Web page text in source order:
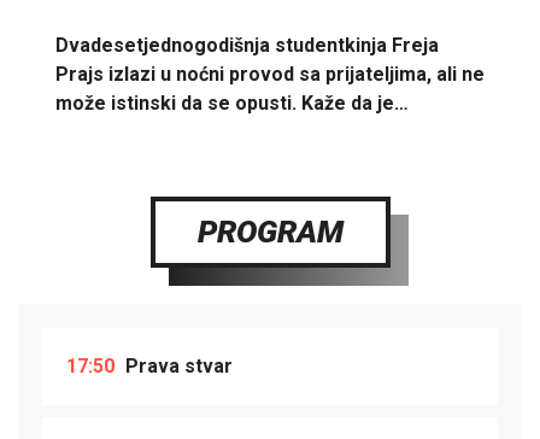
Dvadesetjednogodišnja studentkinja Freja
Prajs izlazi u noćni provod sa prijateljima, ali ne
može istinski da se opusti. Kaže da je…
PROGRAM
17:50 Prava stvar